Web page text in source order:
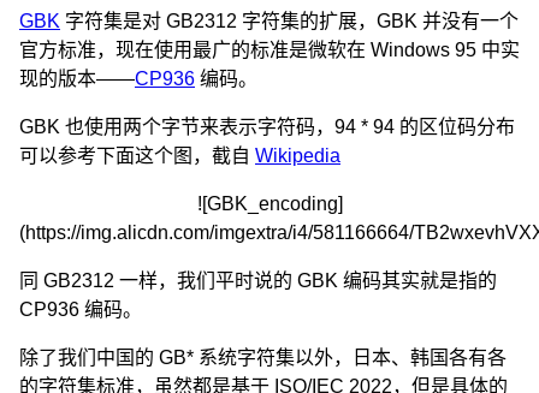
GBK 字符集是对 GB2312 字符集的扩展，GBK 并没有一个
官方标准，现在使用最广的标准是微软在 Windows 95 中实
现的版本——CP936 编码。
GBK 也使用两个字节来表示字符码，94 * 94 的区位码分布
可以参考下面这个图，截自 Wikipedia
![GBK_encoding]
(https://img.alicdn.com/imgextra/i4/581166664/
同 GB2312 一样，我们平时说的 GBK 编码其实就是指的
CP936 编码。
除了我们中国的 GB* 系统字符集以外，日本、韩国各有各
的字符集标准，虽然都是基于 ISO/IEC 2022，但是具体的